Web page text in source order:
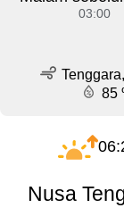
03:00
85
Nusa